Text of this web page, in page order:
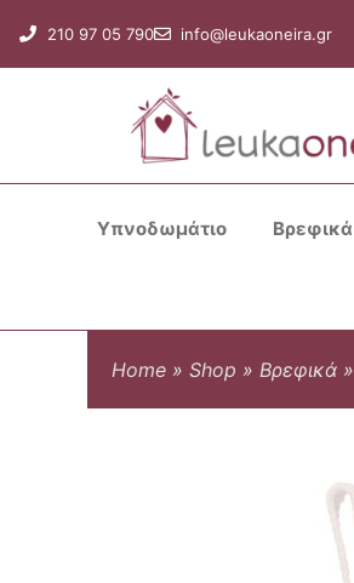
στο
περιεχόμενο
210 97 05 790 info@leukaoneira.gr
Υπνοδωμάτιο Βρεφικά
Home » Shop » Βρεφικά »